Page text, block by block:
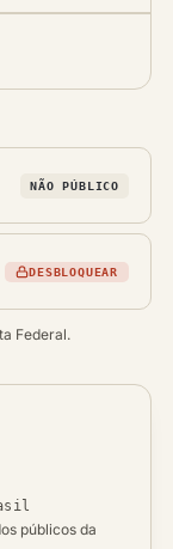
NÃO PÚBLICO
DESBLOQUEAR
Federal.
públicos da